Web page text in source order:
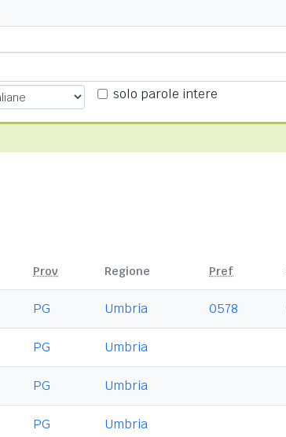
solo parole intere
Prov Regione Pref
PG Umbria 0578
PG Umbria
PG Umbria
PG Umbria